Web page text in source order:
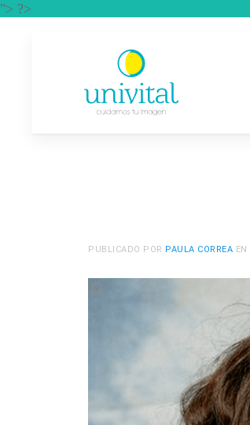
"> ?>
PUBLICADO POR PAULA CORREA EN